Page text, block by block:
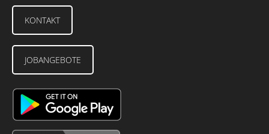
KONTAKT
JOBANGEBOTE